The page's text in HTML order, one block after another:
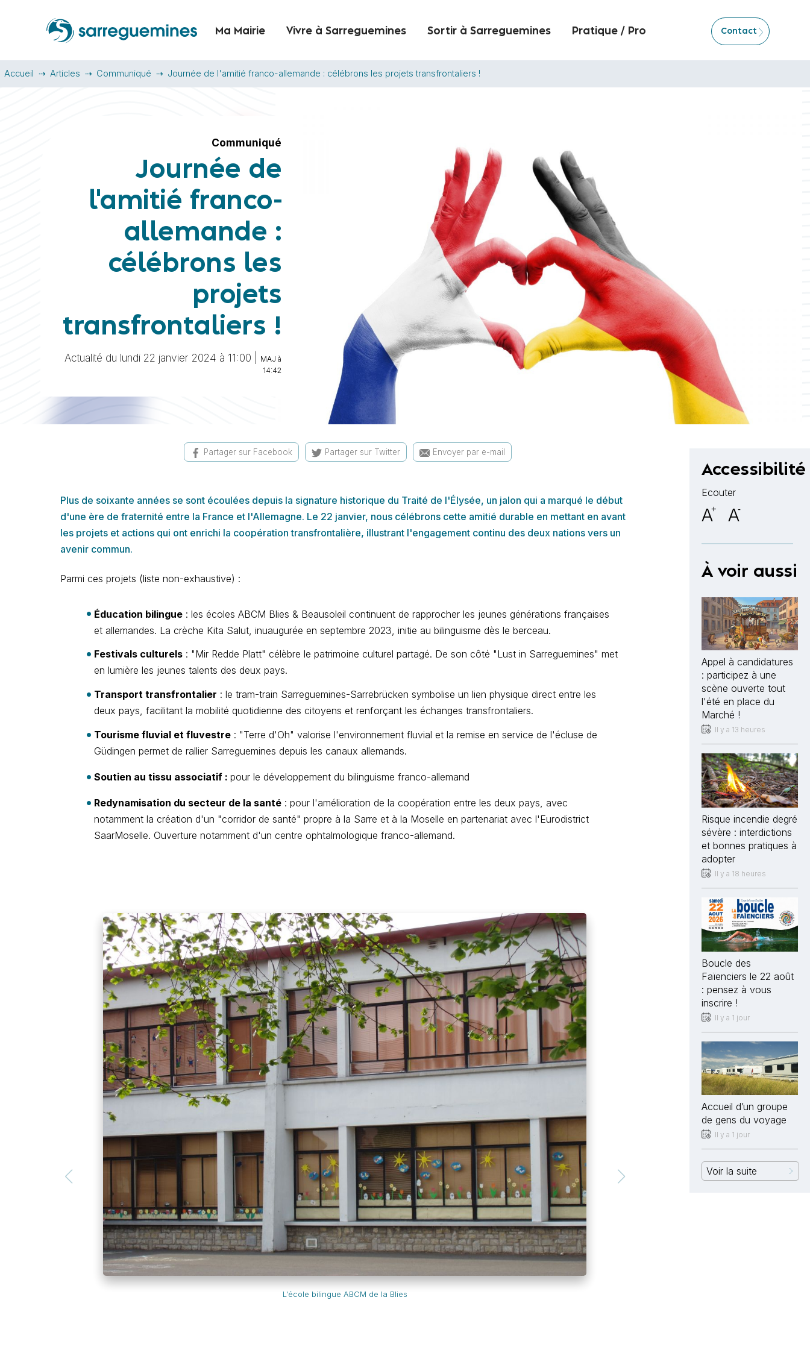
Ma Mairie Vivre à Sarreguemines Sortir à Sarreguemines Pratique / Pro Contact
Accueil Articles Communiqué Journée de l'amitié franco-allemande : célébrons les projets transfrontaliers !
Communiqué
Journée de
l'amitié franco-
allemande :
célébrons les
projets
transfrontaliers !
Actualité du lundi 22 janvier 2024 à 11:00 |
MAJ à
14:42
Partager sur Facebook Partager sur Twitter Envoyer par e-mail
Plus de soixante années se sont écoulées depuis la signature historique du Traité de l'Élysée, un jalon qui a marqué le début
d'une ère de fraternité entre la France et l'Allemagne. Le 22 janvier, nous célébrons cette amitié durable en mettant en avant
les projets et actions qui ont enrichi la coopération transfrontalière, illustrant l'engagement continu des deux nations vers un
avenir commun.
Parmi ces projets (liste non-exhaustive) :
Éducation bilingue : les écoles ABCM Blies & Beausoleil continuent de rapprocher les jeunes générations françaises
et allemandes. La crèche Kita Salut, inuaugurée en septembre 2023, initie au bilinguisme dès le berceau.
Festivals culturels : "Mir Redde Platt" célèbre le patrimoine culturel partagé. De son côté "Lust in Sarreguemines" met
en lumière les jeunes talents des deux pays.
Transport transfrontalier : le tram-train Sarreguemines-Sarrebrücken symbolise un lien physique direct entre les
deux pays, facilitant la mobilité quotidienne des citoyens et renforçant les échanges transfrontaliers.
Tourisme fluvial et fluvestre : "Terre d'Oh" valorise l'environnement fluvial et la remise en service de l'écluse de
Güdingen permet de rallier Sarreguemines depuis les canaux allemands.
Soutien au tissu associatif : pour le développement du bilinguisme franco-allemand
Redynamisation du secteur de la santé : pour l'amélioration de la coopération entre les deux pays, avec
notamment la création d'un "corridor de santé" propre à la Sarre et à la Moselle en partenariat avec l'Eurodistrict
SaarMoselle. Ouverture notamment d'un centre ophtalmologique franco-allemand.
L'école bilingue ABCM de la Blies
Accessibilité
Ecouter
A+ A-
À voir aussi
Appel à candidatures
: participez à une
scène ouverte tout
l'été en place du
Marché !
Il y a 13 heures
Risque incendie degré
sévère : interdictions
et bonnes pratiques à
adopter
Il y a 18 heures
Boucle des
Faïenciers le 22 août
: pensez à vous
inscrire !
Il y a 1 jour
Accueil d’un groupe
de gens du voyage
Il y a 1 jour
Voir la suite